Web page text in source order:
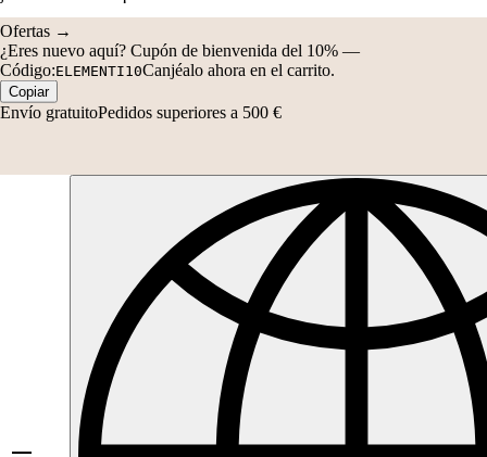
Código:ELEMENTI10Canjéalo ahora en el carrito.
Copiar
Envío gratuitoPedidos superiores a 500 €